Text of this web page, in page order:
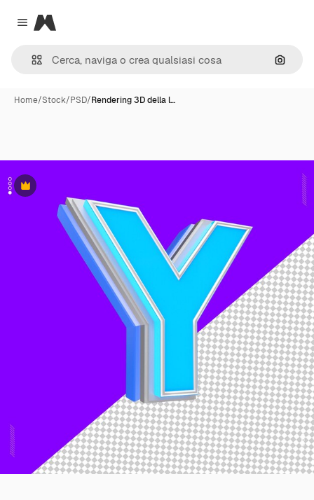
Close menu
Magnific
Cerca
Home/Stock/PSD/Rendering 3D della l…
Premium